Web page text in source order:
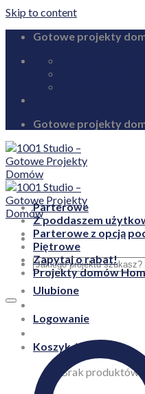
Skip to content
Gotowe projekty
Gotowe projekty
Ulubione
Logowanie
Koszyk /0,00
Brak produktów
Parterowe
Z poddaszem
Parterowe z opcją
Piętrowe
Zapytaj o rabat!
Projekty domów